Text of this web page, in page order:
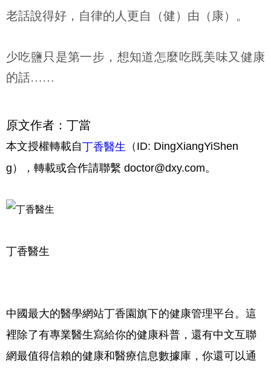
老話說得好，自律的人更自（健）由（康）。
少吃鹽只是第一步，想知道怎麼吃既美味又健康
的話……
原文作者：丁當
本文授權轉載自丁香醫生 （ID: DingXiangYiShen
g），轉載或合作請聯繫 doctor@dxy.com。
丁香醫生
中國最大的醫學網站丁香園旗下的健康管理平台。這
裡除了有專業醫生寫給你的健康科普，還有中文互聯
網最值得信賴的健康和醫療信息數據庫，你還可以通